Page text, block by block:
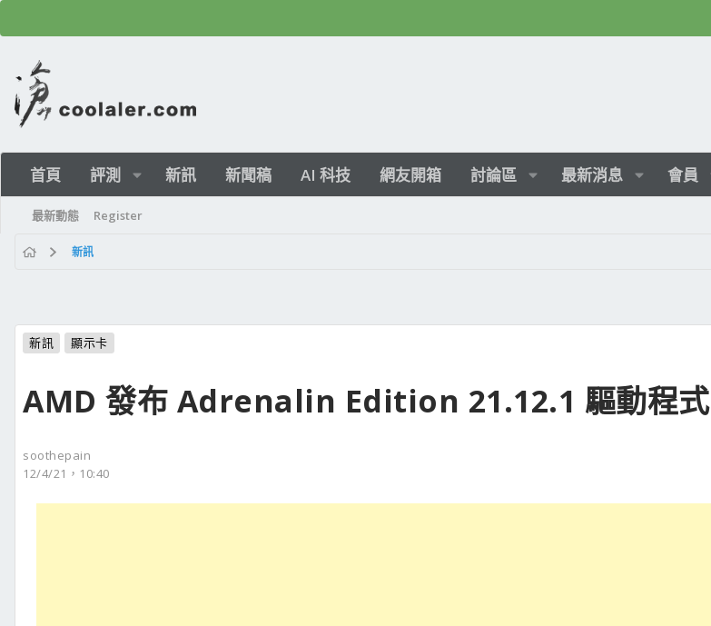
首頁 評測 新訊 新聞稿 AI 科技 網友開箱 討論區 最新消息 會員
最新動態 Register
新訊
新訊 顯示卡
AMD 發布 Adrenalin Edition 21.12.1 驅動程式
soothepain
12/4/21，10:40